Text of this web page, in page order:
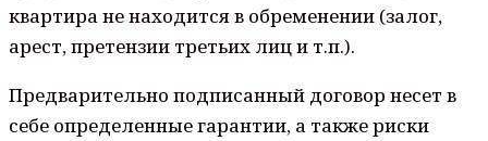
квартира не находится в обременении (залог,
арест, претензии третьих лиц и т.п.).
Предварительно подписанный договор несет в
себе определенные гарантии, а также риски